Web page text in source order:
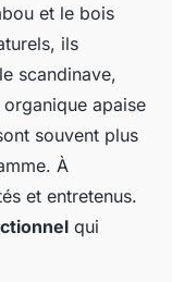
et le bois
ils
scandinave,
apaise
souvent plus
À
et entretenus.
qui